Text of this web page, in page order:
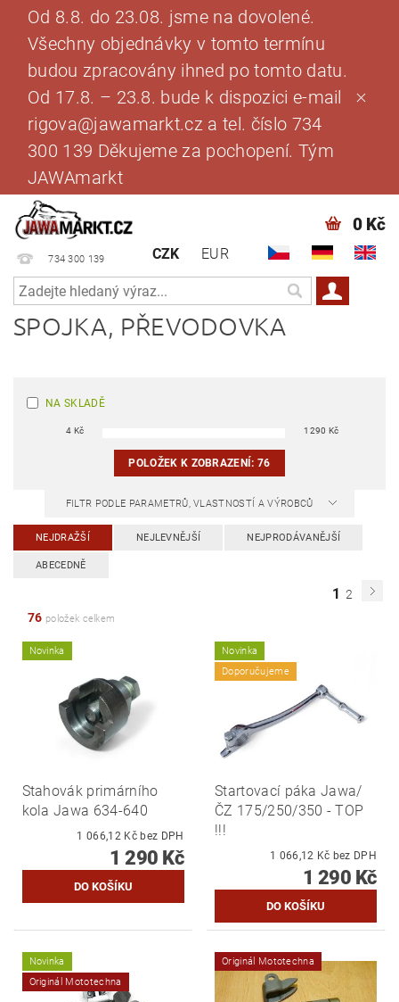
Od 8.8. do 23.08. jsme na dovolené.
Všechny objednávky v tomto termínu
budou zpracovány ihned po tomto datu.
Od 17.8. – 23.8. bude k dispozici e-mail
rigova@jawamarkt.cz a tel. číslo 734
300 139 Děkujeme za pochopení. Tým
JAWAmarkt
734 300 139 CZK EUR
0 Kč
SPOJKA, PŘEVODOVKA
NA SKLADĚ
4 Kč 1290 Kč
POLOŽEK K ZOBRAZENÍ:76
FILTR PODLE PARAMETRŮ, VLASTNOSTÍ A VÝROBCŮ
NEJDRAŽŠÍ NEJLEVNĚJŠÍ NEJPRODÁVANĚJŠÍ
ABECEDNĚ
1 2
76 položek celkem
Novinka
Stahovák primárního
kola Jawa 634-640
1 066,12 Kč bez DPH
1 290 Kč
Novinka
Doporučujeme
Startovací páka Jawa/
ČZ 175/250/350 - TOP
!!!
1 066,12 Kč bez DPH
1 290 Kč
Novinka
Originál Mototechna
Originál Mototechna